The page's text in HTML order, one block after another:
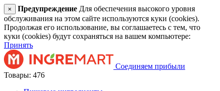
× Предупреждение Для обеспечения высокого уровня
обслуживания на этом сайте используются куки (cookies).
Продолжая его использование, вы соглашаетесь с тем, что
куки (cookies) будут сохраняться на вашем компьютере:
Принять
Соединяем прибыли
Товары: 476